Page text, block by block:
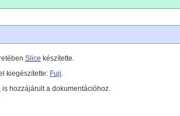
Slice készítette.
kiegészítette: Fuji.
is hozzájárult a dokumentációhoz.